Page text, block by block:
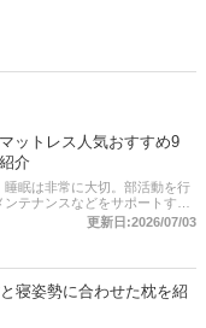
ットレス人気おすすめ9
介
眠は非常に大切。部活動を行
テナンスなどをサポートする
とができます。この記事では
すめのマットレスについてお
の選び方や各ECサイトのラン
してみてください。
更新日:2026/07/03
寝姿勢に合わせた枕を紹